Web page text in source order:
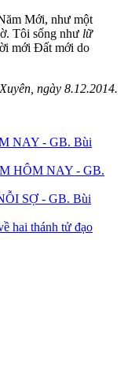
Mới, như một
Tôi sống như lữ
mới Đất mới do
ngày 8.12.2014.
NAY - GB. Bùi
HÔM NAY - GB.
SỢ - GB. Bùi
hai thánh tử đạo